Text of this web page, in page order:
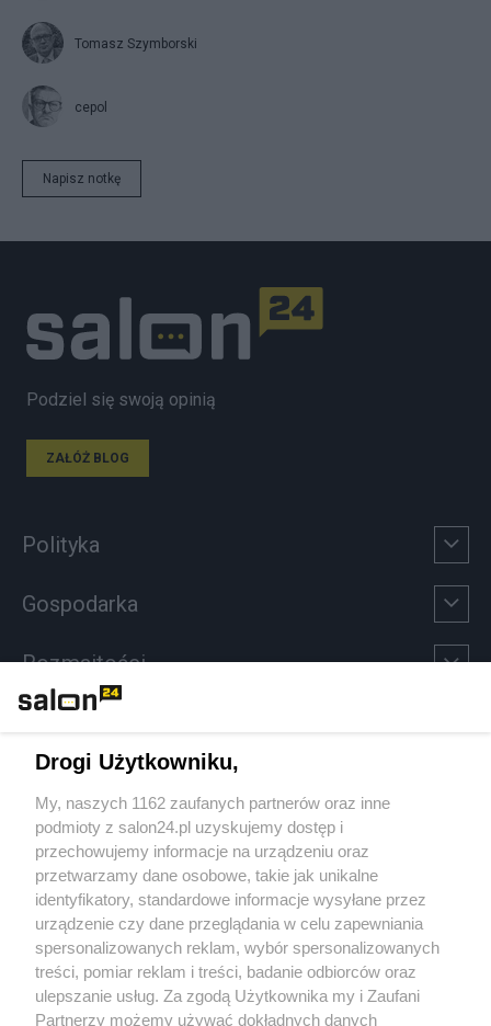
Tomasz Szymborski
cepol
Napisz notkę
Podziel się swoją opinią
ZAŁÓŻ BLOG
Polityka
Gospodarka
Rozmaitości
Sport
Społeczeństwo
Kultura
X Facebook Instagram Youtube
Drogi Użytkowniku,
My, naszych 1162 zaufanych partnerów oraz inne
podmioty z salon24.pl uzyskujemy dostęp i
przechowujemy informacje na urządzeniu oraz
przetwarzamy dane osobowe, takie jak unikalne
identyfikatory, standardowe informacje wysyłane przez
urządzenie czy dane przeglądania w celu zapewniania
spersonalizowanych reklam, wybór spersonalizowanych
treści, pomiar reklam i treści, badanie odbiorców oraz
ulepszanie usług. Za zgodą Użytkownika my i Zaufani
Partnerzy możemy używać dokładnych danych